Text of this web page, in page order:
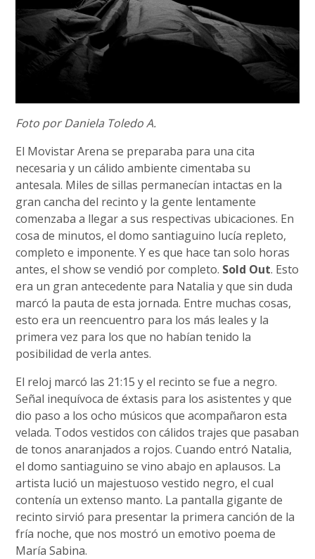
Foto por Daniela Toledo A.
El Movistar Arena se preparaba para una cita
necesaria y un cálido ambiente cimentaba su
antesala. Miles de sillas permanecían intactas en la
gran cancha del recinto y la gente lentamente
comenzaba a llegar a sus respectivas ubicaciones. En
cosa de minutos, el domo santiaguino lucía repleto,
completo e imponente. Y es que hace tan solo horas
antes, el show se vendió por completo. Sold Out. Esto
era un gran antecedente para Natalia y que sin duda
marcó la pauta de esta jornada. Entre muchas cosas,
esto era un reencuentro para los más leales y la
primera vez para los que no habían tenido la
posibilidad de verla antes.
El reloj marcó las 21:15 y el recinto se fue a negro.
Señal inequívoca de éxtasis para los asistentes y que
dio paso a los ocho músicos que acompañaron esta
velada. Todos vestidos con cálidos trajes que pasaban
de tonos anaranjados a rojos. Cuando entró Natalia,
el domo santiaguino se vino abajo en aplausos. La
artista lució un majestuoso vestido negro, el cual
contenía un extenso manto. La pantalla gigante de
recinto sirvió para presentar la primera canción de la
fría noche, que nos mostró un emotivo poema de
María Sabina.